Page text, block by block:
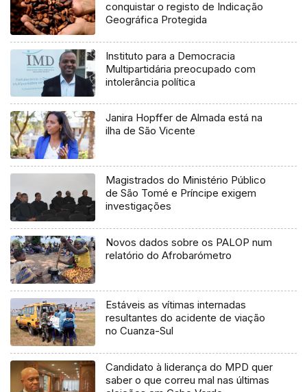
conquistar o registo de Indicação
Geográfica Protegida
Instituto para a Democracia
Multipartidária preocupado com
intolerância política
Janira Hopffer de Almada está na
ilha de São Vicente
Magistrados do Ministério Público
de São Tomé e Príncipe exigem
investigações
Novos dados sobre os PALOP num
relatório do Afrobarómetro
Estáveis as vítimas internadas
resultantes do acidente de viação
no Cuanza-Sul
Candidato à liderança do MPD quer
saber o que correu mal nas últimas